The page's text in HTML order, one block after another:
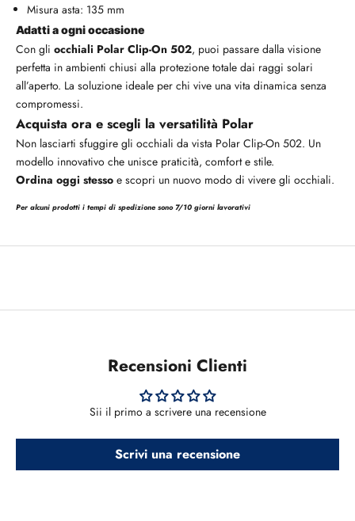
Misura asta: 135 mm
Adatti a ogni occasione
Con gli occhiali Polar Clip-On 502, puoi passare dalla visione
perfetta in ambienti chiusi alla protezione totale dai raggi solari
all’aperto. La soluzione ideale per chi vive una vita dinamica senza
compromessi.
Acquista ora e scegli la versatilità Polar
Non lasciarti sfuggire gli occhiali da vista Polar Clip-On 502. Un
modello innovativo che unisce praticità, comfort e stile.
Ordina oggi stesso e scopri un nuovo modo di vivere gli occhiali.
Per alcuni prodotti i tempi di spedizione sono 7/10 giorni lavorativi
Recensioni Clienti
Sii il primo a scrivere una recensione
Scrivi una recensione